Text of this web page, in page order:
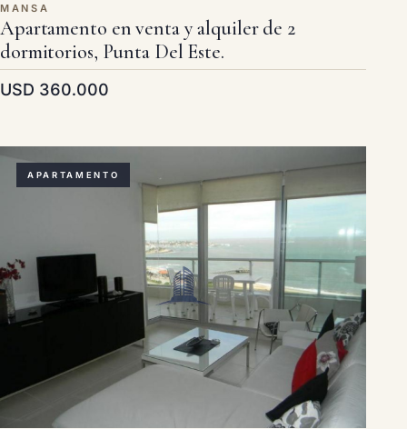
MANSA
Apartamento en venta y alquiler de 2
dormitorios, Punta Del Este.
USD 360.000
APARTAMENTO